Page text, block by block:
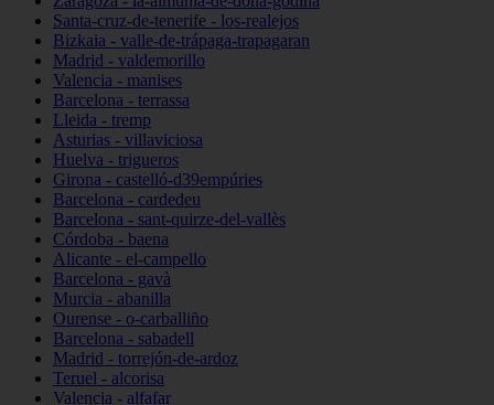
Santa-cruz-de-tenerife - los-realejos
Bizkaia - valle-de-trápaga-trapagaran
Madrid - valdemorillo
Valencia - manises
Barcelona - terrassa
Lleida - tremp
Asturias - villaviciosa
Huelva - trigueros
Girona - castelló-d39empúries
Barcelona - cardedeu
Barcelona - sant-quirze-del-vallès
Córdoba - baena
Alicante - el-campello
Barcelona - gavà
Murcia - abanilla
Ourense - o-carballiño
Barcelona - sabadell
Madrid - torrejón-de-ardoz
Teruel - alcorisa
Valencia - alfafar